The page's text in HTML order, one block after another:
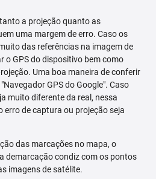
a projeção quanto as
uma margem de erro. Caso os
das referências na imagem de
o GPS do dispositivo bem como
Uma boa maneira de conferir
GPS do Google". Caso
muito diferente da real, nessa
erro de captura ou projeção seja
das marcações no mapa, o
demarcação condiz com os pontos
imagens de satélite.